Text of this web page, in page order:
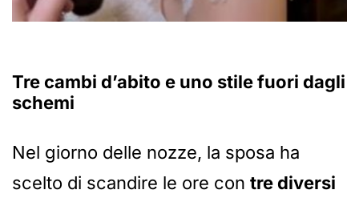
Tre cambi d’abito e uno stile fuori dagli
schemi
Nel giorno delle nozze, la sposa ha
scelto di scandire le ore con tre diversi